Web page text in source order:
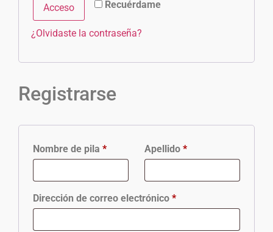
Recuérdame
Acceso
¿Olvidaste la contraseña?
Registrarse
Nombre de pila * Apellido*
Dirección de correo electrónico *